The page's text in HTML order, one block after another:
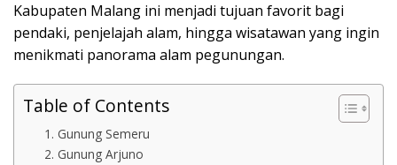
Kabupaten Malang ini menjadi tujuan favorit bagi
pendaki, penjelajah alam, hingga wisatawan yang ingin
menikmati panorama alam pegunungan.
Table of Contents
1. Gunung Semeru
2. Gunung Arjuno